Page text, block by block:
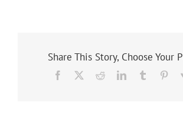
Share This Story, Choose Your
Facebook RedditLinkedInTumblr